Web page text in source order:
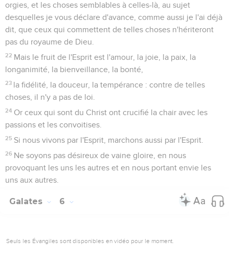
orgies, et les choses semblables à celles-là, au sujet
desquelles je vous déclare d'avance, comme aussi je l'ai déjà
dit, que ceux qui commettent de telles choses n'hériteront
pas du royaume de Dieu.
22 Mais le fruit de l'Esprit est l'amour, la joie, la paix, la
longanimité, la bienveillance, la bonté,
23 la fidélité, la douceur, la tempérance : contre de telles
choses, il n'y a pas de loi.
24 Or ceux qui sont du Christ ont crucifié la chair avec les
passions et les convoitises.
25 Si nous vivons par l'Esprit, marchons aussi par l'Esprit.
26 Ne soyons pas désireux de vaine gloire, en nous
provoquant les uns les autres et en nous portant envie les
uns aux autres.
Galates 6
Seuls les Évangiles sont disponibles en vidéo pour le moment.